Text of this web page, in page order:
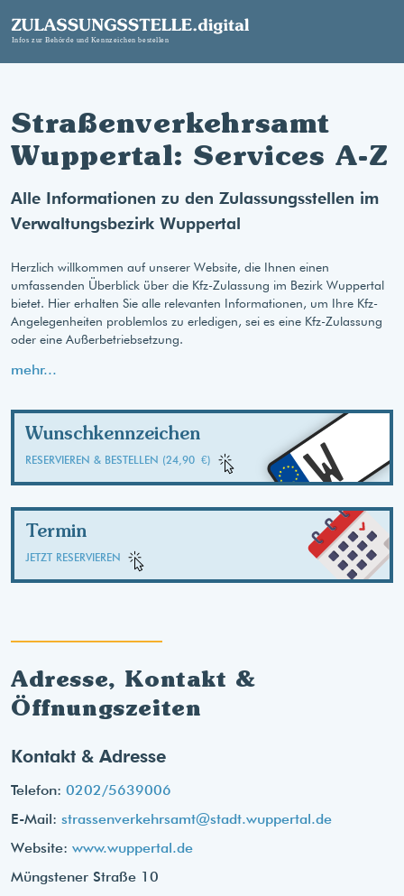
Straßenverkehrsamt
Wuppertal: Services A-Z
Alle Informationen zu den Zulassungsstellen im
Verwaltungsbezirk Wuppertal
Herzlich willkommen auf unserer Website, die Ihnen einen
umfassenden Überblick über die Kfz-Zulassung im Bezirk Wuppertal
bietet. Hier erhalten Sie alle relevanten Informationen, um Ihre Kfz-
Angelegenheiten problemlos zu erledigen, sei es eine Kfz-Zulassung
oder eine Außerbetriebsetzung.
mehr...
Wunschkennzeichen
RESERVIEREN & BESTELLEN (24,90 €) W
Termin
JETZT RESERVIEREN
Adresse, Kontakt &
Öffnungszeiten
Kontakt & Adresse
Telefon: 0202/5639006
E-Mail: strassenverkehrsamt@stadt.wuppertal.de
Website: www.wuppertal.de
Müngstener Straße 10